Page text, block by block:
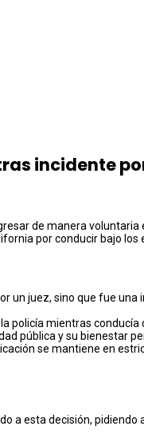
incidente
de manera
por conducir bajo los
un juez, sino que fue
mientras
pública y su bienestar
se mantiene en
a esta decisión,